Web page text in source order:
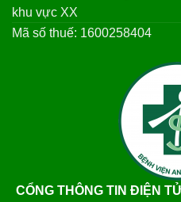
khu vực XX
Mã số thuế: 1600258404
CỔNG THÔNG TIN ĐIỆN